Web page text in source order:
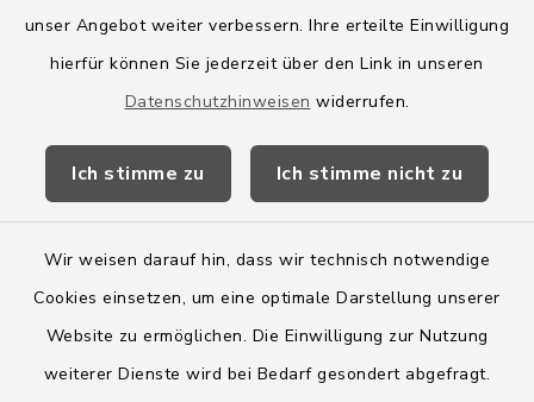
unser Angebot weiter verbessern. Ihre erteilte Einwilligung
hierfür können Sie jederzeit über den Link in unseren
Datenschutzhinweisen widerrufen.
Ich stimme zu Ich stimme nicht zu
Wir weisen darauf hin, dass wir technisch notwendige
Cookies einsetzen, um eine optimale Darstellung unserer
Website zu ermöglichen. Die Einwilligung zur Nutzung
weiterer Dienste wird bei Bedarf gesondert abgefragt.
Amt Boostedt-Rickling
Amtsbroschüre
Wege-Zweckverband